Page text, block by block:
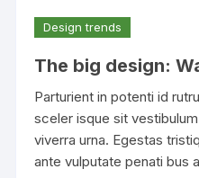
Design trends
The big design:
Parturient in potenti id
sceler isque sit
viverra urna. Egestas
ante vulputate penati bus